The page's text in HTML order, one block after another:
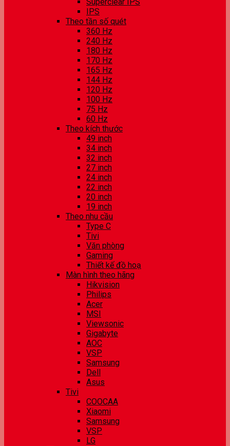
IPS
Theo tần số quét
360 Hz
240 Hz
180 Hz
170 Hz
165 Hz
144 Hz
120 Hz
100 Hz
75 Hz
60 Hz
Theo kích thước
49 inch
34 inch
32 inch
27 inch
24 inch
22 inch
20 inch
19 inch
Theo nhu cầu
Type C
Tivi
Văn phòng
Gaming
Thiết kế đồ hoạ
Màn hình theo hãng
Hikvision
Philips
Acer
MSI
Viewsonic
Gigabyte
AOC
VSP
Samsung
Dell
Asus
Tivi
COOCAA
Xiaomi
Samsung
VSP
LG